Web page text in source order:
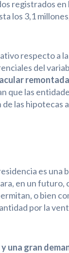
registrados en
los 3,1
respecto a
del
que las
las hipotecas
es una
en un futuro,
o bien
por la
una gran